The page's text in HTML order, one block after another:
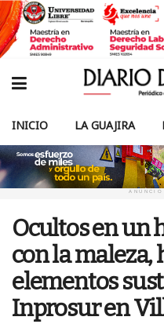
INICIO LA GUAJIRA
Ocultos en un
con la maleza,
elementos
Inprosur en